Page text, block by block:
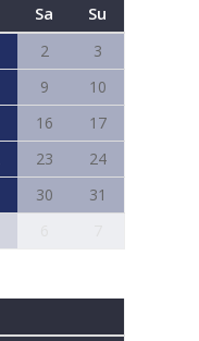
Sa Su
2
3
9
10
16
17
23
24
30
31